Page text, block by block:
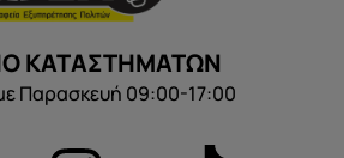
ΚΑΤΑΣΤΗΜΑΤΩΝ
Παρασκευή 09:00-17:00